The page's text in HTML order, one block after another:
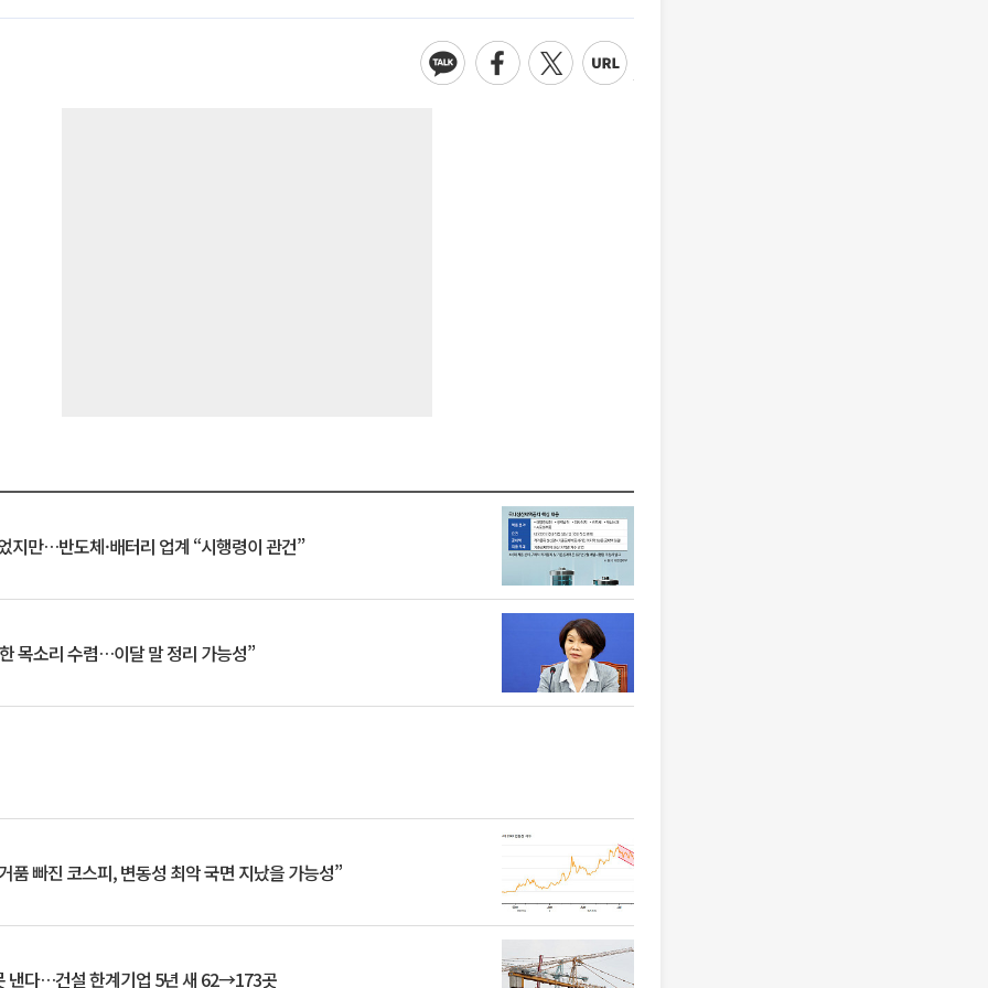
지만…반도체·배터리 업계 “시행령이 관건”
목소리 수렴…이달 말 정리 가능성”
품 빠진 코스피, 변동성 최악 국면 지났을 가능성”
낸다…건설 한계기업 5년 새 62→173곳